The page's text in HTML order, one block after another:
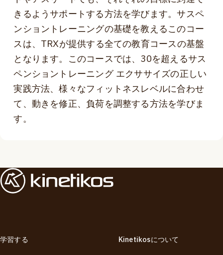
きるようサポートする方法を学びます。サスペ
ンショントレーニングの基礎を教えるこのコー
スは、TRXが提供する全ての教育コースの基盤
となります。このコースでは、30を超えるサス
ペンショントレーニング エクササイズの正しい
実践方法、様々なフィットネスレベルに合わせ
て、動きを修正、負荷を調整する方法を学びま
す。
学習する Kinetikosについて